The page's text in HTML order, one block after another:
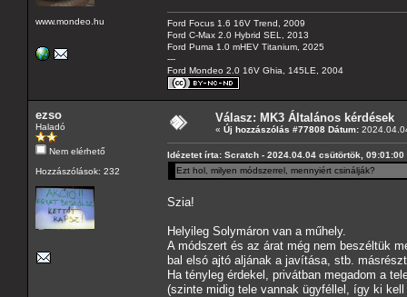
www.mondeo.hu
Ford Focus 1.6 16V Trend, 2009
Ford C-Max 2.0 Hybrid SEL, 2013
Ford Puma 1.0 mHEV Titanium, 2025
---
Ford Mondeo 2.0 16V Ghia, 145LE, 2004
ezso
Haladó
Nem elérhető
Hozzászólások: 232
Válasz: MK3 Általános kérdések
« Új hozzászólás #77808 Dátum:
Idézetet írta: Scratch - 2024.04.04 csütörtök, 09:01:00
Ezt hol, milyen módszerrel, mennyiért csinálják?
Szia!
Helyileg Solymáron van a műhely.
A módszert és az árat még nem beszéltük
bal elsó ajtó aljának a javítása, stb.
Ha tényleg érdekel, privátban megadom a
(szinte midig tele vannak ügyféllel, így ki